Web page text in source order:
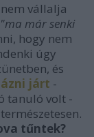
vállalja
"ma már senki
hogy nem
úgy
és
járt -
tanuló volt -
tűntek?